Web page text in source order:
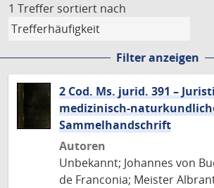
1 Treffer sortiert nach
Filter anzeigen
2 Cod. Ms. jurid. 391 –
medizinisch-
Sammelhandschrift
Autoren
Unbekannt; Johannes von
de Franconia; Meister